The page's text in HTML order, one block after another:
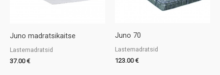
Juno madratsikaitse
Lastemadratsid
37.00€
Juno 70
Lastemadratsid
123.00€